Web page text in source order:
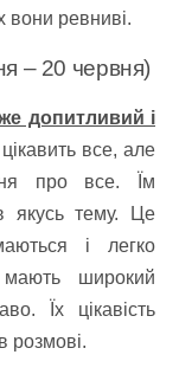
вони ревниві.
– 20 червня)
допитливий і
цікавить все, але
про все. Їм
якусь тему. Це
і легко
мають широкий
Їх цікавість
розмові.